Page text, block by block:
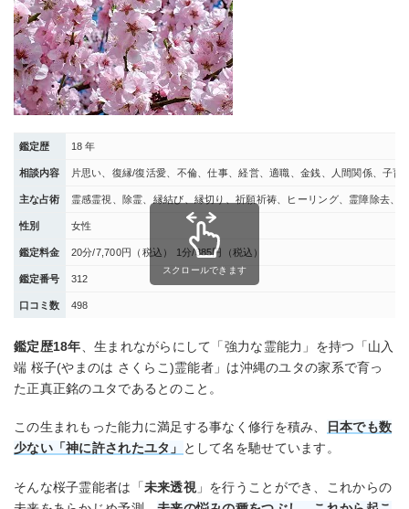
鑑定歴 18 年
相談内容 片思い、復縁/復活愛、不倫、仕事、経営、適職、金銭、人間関係、子
主な占術 霊感霊視、除霊、縁結び、縁切り、祈願祈祷、ヒーリング、霊障除去、
性別 女性
鑑定料金 20分/7,700円（税込） 1分/385円（税込）
鑑定番号 312
口コミ数 498
スクロールできます
鑑定歴18年 、生まれながらにして「強力な霊能力」を持つ「山入
端 桜子(やまのは さくらこ)霊能者」は沖縄のユタの家系で育っ
た正真正銘のユタであるとのこと。
この生まれもった能力に満足する事なく修行を積み、
日本でも数
少ない「神に許されたユタ」
として名を馳せています。
そんな桜子霊能者は「未来透視」を行うことができ、これからの